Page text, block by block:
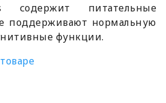
содержит питательные
поддерживают нормальную
функции.